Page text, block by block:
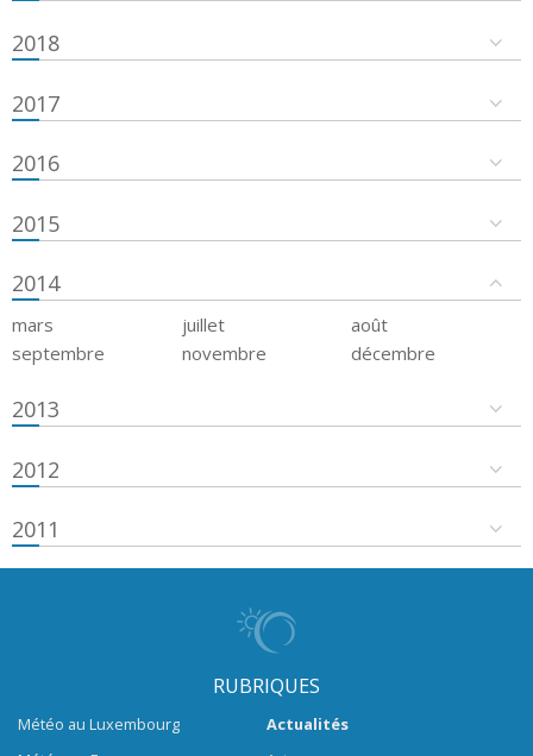
2018
2017
2016
2015
2014
mars juillet
août
septembre
novembre décembre
2013
2012
2011
RUBRIQUES
Météo au Luxembourg
Actualités